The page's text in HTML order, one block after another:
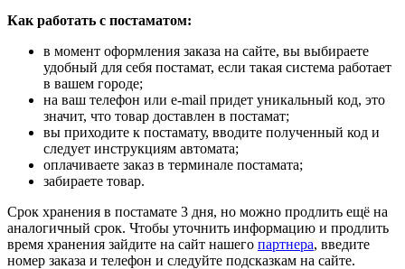
Как работать с постаматом:
в момент оформления заказа на сайте, вы выбираете
удобный для себя постамат, если такая система работает
в вашем городе;
на ваш телефон или e-mail придет уникальный код, это
значит, что товар доставлен в постамат;
вы приходите к постамату, вводите полученный код и
следует инструкциям автомата;
оплачиваете заказ в терминале постамата;
забираете товар.
Срок хранения в постамате 3 дня, но можно продлить ещё на
аналогичный срок. Чтобы уточнить информацию и продлить
время хранения зайдите на сайт нашего партнера, введите
номер заказа и телефон и следуйте подсказкам на сайте.